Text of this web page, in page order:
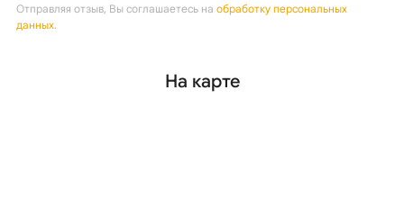
Отправляя отзыв, Вы соглашаетесь на обработку персональных
данных.
На карте